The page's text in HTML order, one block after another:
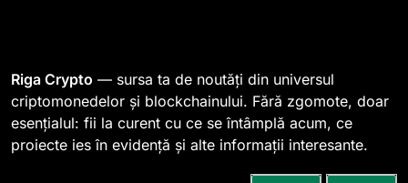
spre o depășire a pragului de
0,000005 dolari
STIRI
2
Regulamentul MiCA privind
serviciile crypto, obligatoriu de
Riga Crypto — sursa ta de noutăți din universul
criptomonedelor și blockchainului. Fără zgomote, doar
esențialul: fii la curent cu ce se întâmplă acum, ce
proiecte ies în evidență și alte informații interesante.